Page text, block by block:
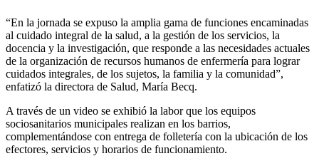
“En la jornada se expuso la amplia gama de funciones encaminadas
al cuidado integral de la salud, a la gestión de los servicios, la
docencia y la investigación, que responde a las necesidades actuales
de la organización de recursos humanos de enfermería para lograr
cuidados integrales, de los sujetos, la familia y la comunidad”,
enfatizó la directora de Salud, María Becq.
A través de un video se exhibió la labor que los equipos
sociosanitarios municipales realizan en los barrios,
complementándose con entrega de folletería con la ubicación de los
efectores, servicios y horarios de funcionamiento.